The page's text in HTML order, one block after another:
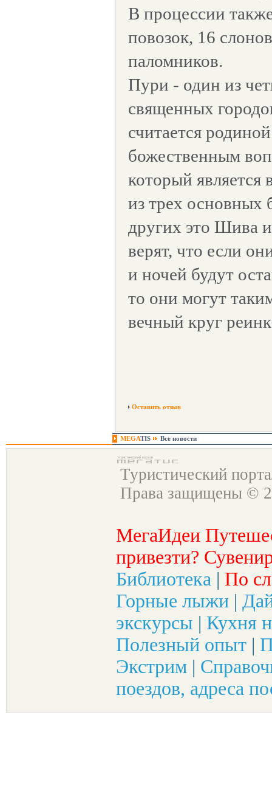
В процессии
повозок, 16
паломников.
Пури - один из
священных
считается
божественным
который является
из трех основных
других это Шива
верят, что если
и ночей будут
то они могут
вечный круг
Оставить отзыв
MEGATIS Все новости
Туристический
Права защищены ©
МегаИдеи
привезти?
Библиотека | По
Горные лыжи |
экскурсы | Кухня
Полезный опыт |
Экстрим |
поездов, адреса